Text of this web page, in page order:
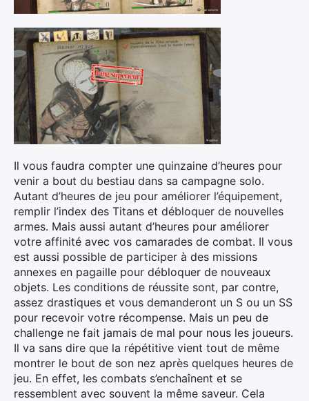
Il vous faudra compter une quinzaine d’heures pour
venir a bout du bestiau dans sa campagne solo.
Autant d’heures de jeu pour améliorer l’équipement,
remplir l’index des Titans et débloquer de nouvelles
armes. Mais aussi autant d’heures pour améliorer
votre affinité avec vos camarades de combat. Il vous
est aussi possible de participer à des missions
annexes en pagaille pour débloquer de nouveaux
objets. Les conditions de réussite sont, par contre,
assez drastiques et vous demanderont un S ou un SS
pour recevoir votre récompense. Mais un peu de
challenge ne fait jamais de mal pour nous les joueurs.
Il va sans dire que la répétitive vient tout de même
montrer le bout de son nez après quelques heures de
jeu. En effet, les combats s’enchaînent et se
ressemblent avec souvent la même saveur. Cela